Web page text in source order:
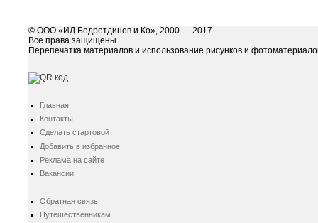
© ООО «ИД Бедретдинов и Ко», 2000 — 2017
Все права защищены.
Перепечатка материалов и использование рисунков и
Главная
Контакты
Сделать стартовой
Добавить в избранное
Реклама на сайте
Вакансии
Обратная связь
Путешественникам